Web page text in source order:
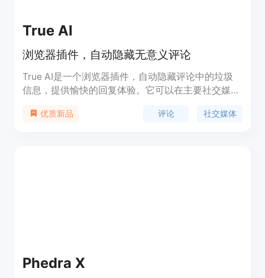
True AI
浏览器插件，自动隐藏无意义评论
True AI是一个浏览器插件，自动隐藏评论中的垃圾
信息，提供愉快的回复体验。它可以在主要社交媒体
单、优雅、友善。
优质新品 评论 社交媒体
Phedra X